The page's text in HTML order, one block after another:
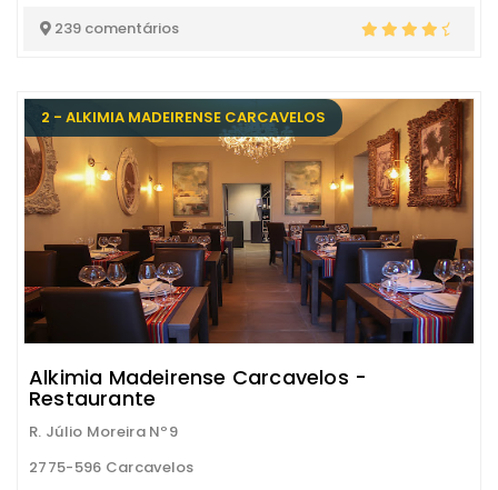
239 comentários
2 - ALKIMIA MADEIRENSE CARCAVELOS
Alkimia Madeirense Carcavelos -
Restaurante
R. Júlio Moreira Nº9
2775-596 Carcavelos